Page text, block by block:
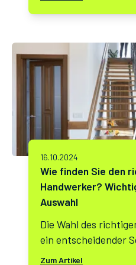
kostengünstig
genau lohnt sich eine
und -dämmung
die Vorteile auf.
16.10.2024
Wie finden Sie den
Handwerker?
Auswahl
Die Wahl des
ein entscheidender
Renovierungs- oder
Zum Artikel